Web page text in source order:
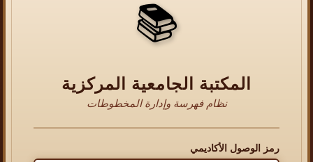
📚
المكتبة الجامعية المركزية
نظام فهرسة وإدارة المخطوطات
رمز الوصول الأكاديمي